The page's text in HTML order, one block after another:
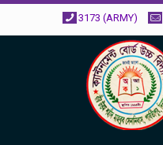
3173 (ARMY)